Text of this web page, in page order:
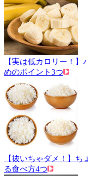
【実は低カロリー！
めのポイント3つ
【抜いちゃダメ！】
る食べ方4つ